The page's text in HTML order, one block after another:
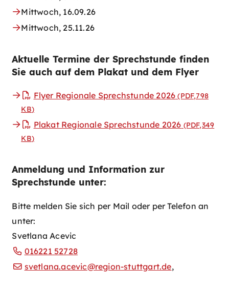
Mittwoch, 16.09.26
Mittwoch, 25.11.26
Aktuelle Termine der Sprechstunde finden
Sie auch auf dem Plakat und dem Flyer
Flyer Regionale Sprechstunde 2026 (PDF,798
KB)
Plakat Regionale Sprechstunde 2026 (PDF,349
KB)
Anmeldung und Information zur
Sprechstunde unter:
Bitte melden Sie sich per Mail oder per Telefon an
unter:
Svetlana Acevic
016221 52728
svetlana.acevic@region-stuttgart.de,